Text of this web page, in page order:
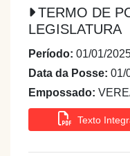
TERMO DE
LEGISLATURA
Período: 01/01/
Data da Posse: 01/
Empossado:
Texto